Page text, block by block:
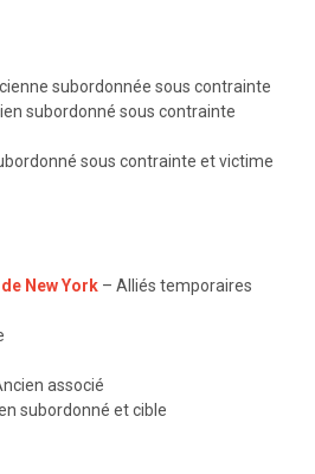
subordonnée sous contrainte
subordonné sous contrainte
sous contrainte et victime
New York – Alliés temporaires
associé
subordonné et cible